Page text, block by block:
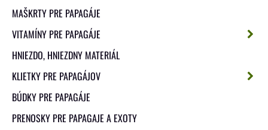
MAŠKRTY PRE PAPAGÁJE
VITAMÍNY PRE PAPAGÁJE
HNIEZDO, HNIEZDNY MATERIÁL
KLIETKY PRE PAPAGÁJOV
BÚDKY PRE PAPAGÁJE
PRENOSKY PRE PAPAGAJE A EXOTY